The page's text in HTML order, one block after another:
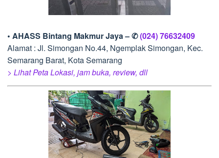
• AHASS Bintang Makmur Jaya – ✆(024) 76632409
Alamat : Jl. Simongan No.44, Ngemplak Simongan, Kec.
Semarang Barat, Kota Semarang
> Lihat Peta Lokasi, jam buka, review, dll